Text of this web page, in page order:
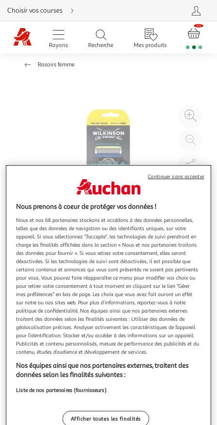
Aller
directement
au
contenu
Aller
directement
Aller
Choisir vos courses
Rayons Recherche Mes produits
Rasoirs femme
à
100
le
4.5 (4)
WILKINSON
Rasoir hydro5 skin protection sensitive avec recharges
Faites l'expérience d'un rasage de près remarquable avec
les lames de rasoir Hydro 5 Sensitive de Wilkinson Sword.
Dotées de nos lames revêtement carbone les meilleures,
les lames Hydro 5 Sensitive sont conçues pour protéger les
peaux sensibles contre les irritations dues au rasage, pour
un rasage i
En savoir +
1 rasoir + 4 recharges
Vous voulez connaître le prix de ce produit ?
Afficher le prix
Nous prenons à coeur de protéger vos données !
Nous et nos 68 partenaires stockons et accédons à des données personnelles,
telles que des données de navigation ou des identifiants uniques, sur votre
appareil. Si vous sélectionnez "J'accepte", les technologies de suivi prendront en
charge les finalités affichées dans la section « Nous et nos partenaires traitons
des données pour fournir ». Si vous retirez votre consentement, elles seront
désactivées. Si les technologies de suivi sont désactivées, il est possible que
certains contenus et annonces qui vous sont présentés ne soient pas pertinents
pour vous. Vous pouvez faire réapparaître ce menu pour modifier vos choix ou
pour retirer votre consentement à tout moment en cliquant sur le lien "Gérer
mes préférences" en bas de page. Les choix que vous avez fait auront un effet
sur notre ou nos sites web. Pour plus d’informations, reportez-vous à notre
politique de confidentialité. Nos équipes ainsi que nos partenaires externes
traitent des données selon les finalités suivantes : Utiliser des données de
géolocalisation précises. Analyser activement les caractéristiques de l’appareil
pour l’identification. Stocker et/ou accéder à des informations sur un appareil.
Publicités et contenu personnalisés, mesure de performance des publicités et du
contenu, études d’audience et développement de services.
Nos équipes ainsi que nos partenaires externes, traitent des
données selon les finalités suivantes :
Liste de nos partenaires (fournisseurs)
Afficher toutes les finalités
Continuer sans accepter